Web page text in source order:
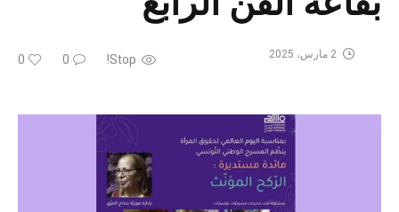
Stop!
0
0 2 مارس، 2025